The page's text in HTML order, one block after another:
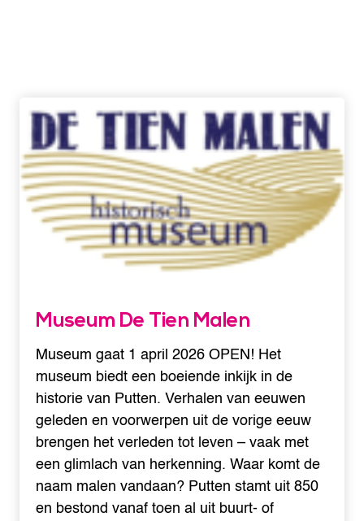
Museum De Tien Malen
Museum gaat 1 april 2026 OPEN! Het
museum biedt een boeiende inkijk in de
historie van Putten. Verhalen van eeuwen
geleden en voorwerpen uit de vorige eeuw
brengen het verleden tot leven – vaak met
een glimlach van herkenning. Waar komt de
naam malen vandaan? Putten stamt uit 850
en bestond vanaf toen al uit buurt- of